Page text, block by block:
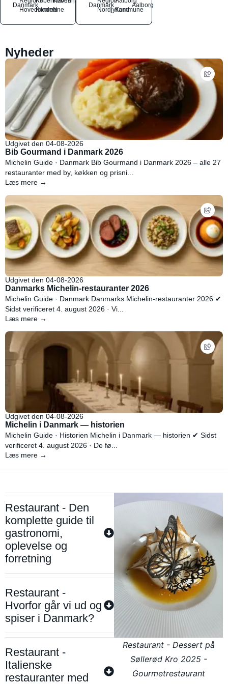
Danmark
Hovedstaden
Kommune
N
Danmark
NordjyllandKommune
Aalborg
Nyheder
Udgivet den 04-08-2026
Bib Gourmand i Danmark 2026
Michelin Guide · Danmark Bib Gourmand i Danmark 2026 – alle 27
restauranter med by, køkken og prisni...
Læs mere →
Udgivet den 04-08-2026
Danmarks Michelin-restauranter 2026
Michelin Guide · Danmark Danmarks Michelin-restauranter 2026 ✔
Sidst verificeret 4. august 2026 · Vi...
Læs mere →
Udgivet den 04-08-2026
Michelin i Danmark — historien
Michelin Guide · Historien Michelin i Danmark — historien ✔ Sidst
verificeret 4. august 2026 · De fø...
Læs mere →
Restaurant - Den
komplette guide til
gastronomi,
oplevelse og
forretning
Restaurant -
Hvorfor går vi ud og
spiser i Danmark?
Restaurant -
Italienske
restauranter med
Restaurant - Dessert på
Søllerød Kro 2025 -
Gourmetrestaurant